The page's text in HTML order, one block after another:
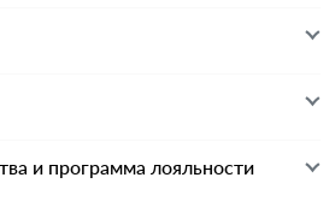
и программа лояльности